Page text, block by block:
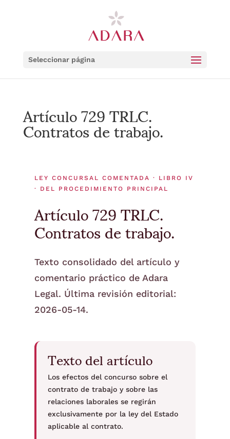
Seleccionar página
Artículo 729 TRLC.
Contratos de trabajo.
LEY CONCURSAL COMENTADA · LIBRO IV
· DEL PROCEDIMIENTO PRINCIPAL
Artículo 729 TRLC.
Contratos de trabajo.
Texto consolidado del artículo y
comentario práctico de Adara
Legal. Última revisión editorial:
2026-05-14.
Texto del artículo
Los efectos del concurso sobre el
contrato de trabajo y sobre las
relaciones laborales se regirán
exclusivamente por la ley del Estado
aplicable al contrato.